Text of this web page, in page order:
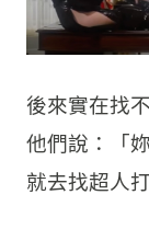
後來實在找
他們說：「
就去找超人